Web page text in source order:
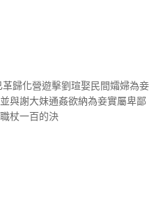
歸化營遊擊劉瑄娶民間孀婦為妾
與謝大妹通姦欲納為妾實屬卑鄙
杖一百的決